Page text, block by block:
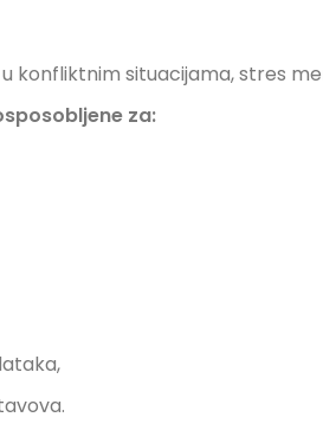
konfliktnim situacijama, stres
za: